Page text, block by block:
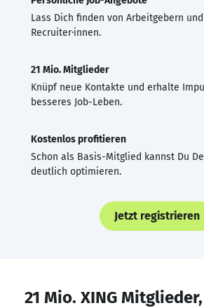
Lass Dich finden von Arbeitgebern
Recruiter·innen.
21 Mio. Mitglieder
Knüpf neue Kontakte und erhalte
besseres Job-Leben.
Kostenlos profitieren
Schon als Basis-Mitglied kannst Du
deutlich optimieren.
Jetzt registrieren
21 Mio. XING